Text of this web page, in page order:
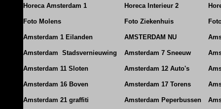
Horeca Amsterdam 1 Horeca Interieur 2
Foto Molens Foto Ziekenhuis
Amsterdam 1 Eilanden AMSTERDAM NU
Amsterdam Stadsvernieuwing Amsterdam 7 Sneeuw
Amsterdam 11 Sloten Amsterdam 12 Auto's
Amsterdam 16 Boven Amsterdam 17 Torens
Amsterdam 21 graffiti Amsterdam Peperbussen